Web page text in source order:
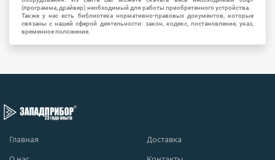
(программа, драйвер) необходимый для работы приобретенного устройства.
Также у нас есть библиотека нормативно-правовых документов, которые
связаны с нашей сферой деятельности: закон, кодекс, постановление, указ,
временное положение.
Главная
Доставка